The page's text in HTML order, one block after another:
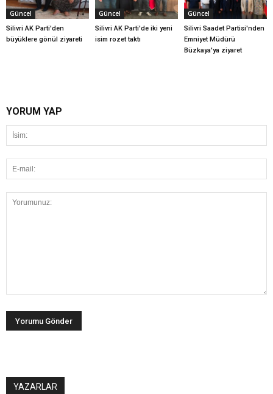
Güncel
Silivri AK Parti'den
büyüklere gönül ziyareti
Güncel
Silivri AK Parti'de iki yeni
isim rozet taktı
Güncel
Silivri Saadet Partisi'nden
Emniyet Müdürü
Büzkaya'ya ziyaret
YORUM YAP
YAZARLAR